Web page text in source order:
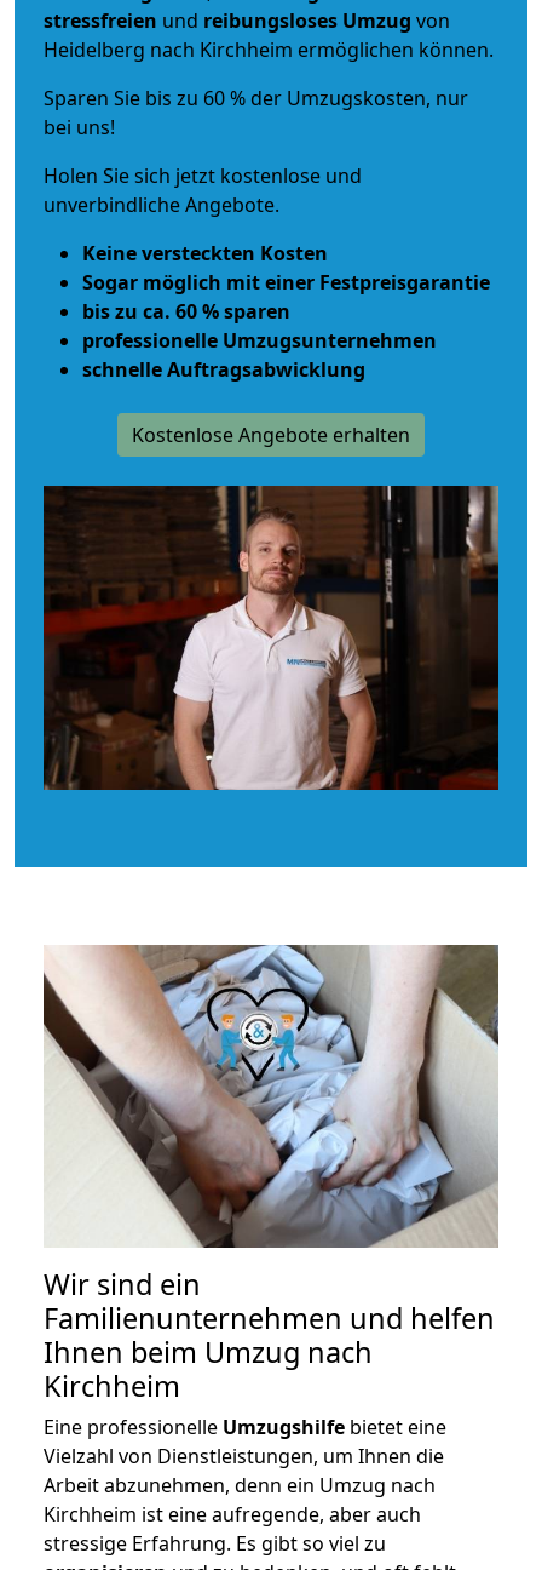
stressfreien und reibungsloses Umzug von
Heidelberg nach Kirchheim ermöglichen können.
Sparen Sie bis zu 60 % der Umzugskosten, nur
bei uns!
Holen Sie sich jetzt kostenlose und
unverbindliche Angebote.
Keine versteckten Kosten
Sogar möglich mit einer Festpreisgarantie
bis zu ca. 60 % sparen
professionelle Umzugsunternehmen
schnelle Auftragsabwicklung
Kostenlose Angebote erhalten
Wir sind ein
Familienunternehmen und helfen
Ihnen beim Umzug nach
Kirchheim
Eine professionelle Umzugshilfe bietet eine
Vielzahl von Dienstleistungen, um Ihnen die
Arbeit abzunehmen, denn ein Umzug nach
Kirchheim ist eine aufregende, aber auch
stressige Erfahrung. Es gibt so viel zu